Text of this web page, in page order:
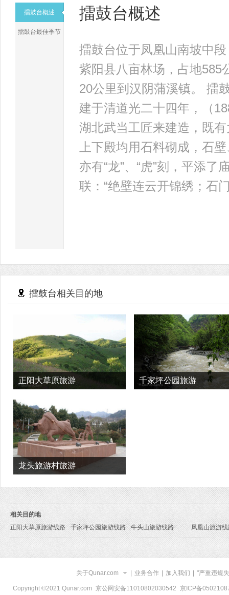
擂鼓台概述
擂鼓台最佳季节
擂鼓台概述
擂鼓台位于凤凰山南坡中
紫阳县八亩林场，占地585
20公里到汉阴蒲溪镇。 擂
建于清道光二十四年，（
湖北武当工匠来建造，既
上下殿均用石料砌成，石
亦有“龙”、“虎”刻，平添
联：“绝壁连云开锦绣；石
擂鼓台相关目的地
正阳大草原旅游 千家坪公园旅游
龙头旅游村旅游
相关目的地
正阳大草原旅游线路
千家坪公园旅游线路 牛头山旅游线路 凤凰山旅游
关于Qunar.com 业务合作 加入我们 "严重违规
Copyright ©2021 Qunar.com 京公网安备11010802030542 京ICP备